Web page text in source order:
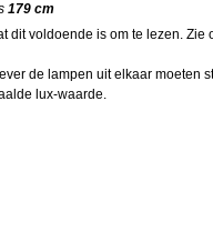
179 cm
dit voldoende is om te lezen. Zie
de lampen uit elkaar moeten
lux-waarde.